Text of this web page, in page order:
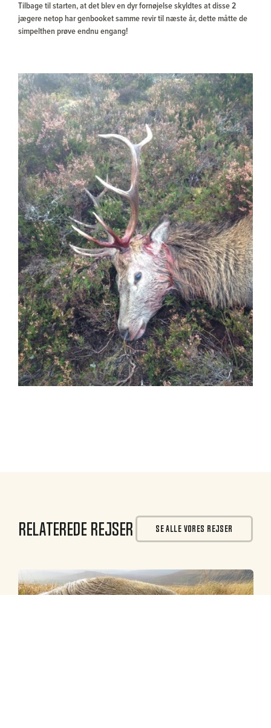
Tilbage til starten, at det blev en dyr fornøjelse skyldtes at disse 2
jægere netop har genbooket samme revir til næste år, dette måtte de
simpelthen prøve endnu engang!
Relaterede rejser SE ALLE VORES REJSER